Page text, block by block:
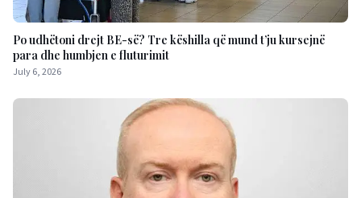
Po udhëtoni drejt BE-së? Tre këshilla që mund t’ju kursejnë
para dhe humbjen e fluturimit
July 6, 2026